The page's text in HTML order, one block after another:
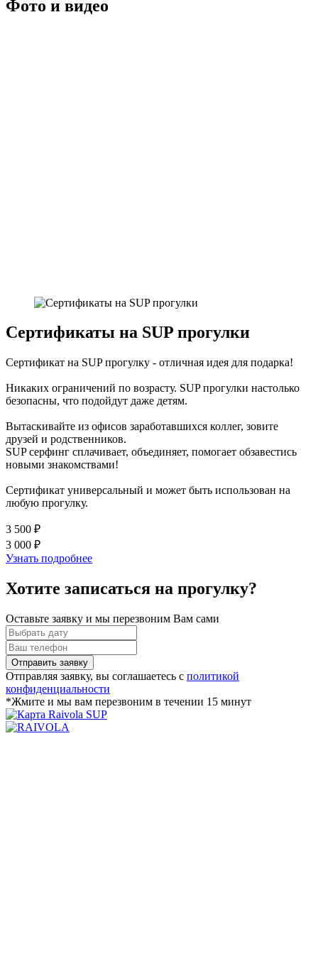
Фото и видео
Сертификаты на SUP прогулки
Сертификат на SUP прогулку - отличная идея для подарка!
Никаких ограничений по возрасту. SUP прогулки настолько
безопасны, что подойдут даже детям.
Вытаскивайте из офисов заработавшихся коллег, зовите
друзей и родственников.
SUP серфинг сплачивает, объединяет, помогает обзавестись
новыми знакомствами!
Сертификат универсальный и может быть использован на
любую прогулку.
3 500 ₽
3 000 ₽
Узнать подробнее
Хотите записаться на прогулку?
Оставьте заявку и мы перезвоним Вам сами
Отправляя заявку, вы соглашаетесь с политикой
конфиденциальности
*Жмите и мы вам перезвоним в течении 15 минут